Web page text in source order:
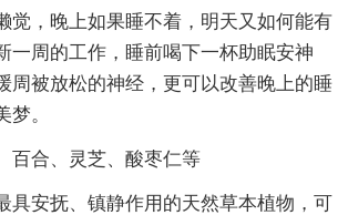
，晚上如果睡不着，明天又如何能有
一周的工作，睡前喝下一杯助眠安神
周被放松的神经，更可以改善晚上的睡
。
合、灵芝、酸枣仁等
安抚、镇静作用的天然草本植物，可